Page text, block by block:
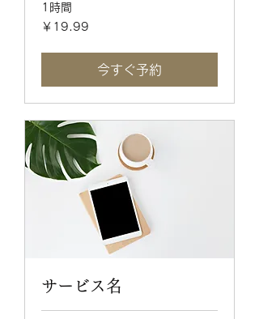
1時間
19.99
円
￥19.99
今すぐ予約
サービス名